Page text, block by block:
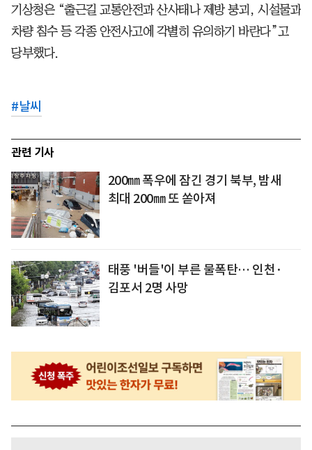
기상청은 “출근길 교통안전과 산사태나 제방 붕괴, 시설물과
차량 침수 등 각종 안전사고에 각별히 유의하기 바란다”고
당부했다.
#날씨
관련 기사
200㎜ 폭우에 잠긴 경기 북부, 밤새
최대 200㎜ 또 쏟아져
태풍 '버들'이 부른 물폭탄… 인천·
김포서 2명 사망